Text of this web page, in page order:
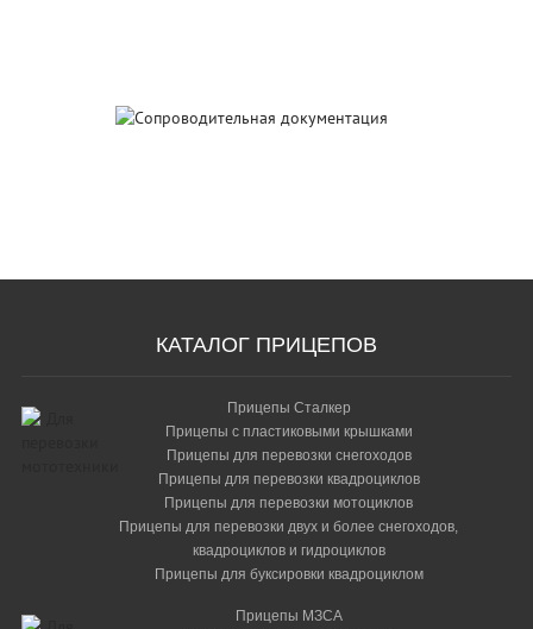
КАТАЛОГ ПРИЦЕПОВ
Прицепы Сталкер
Прицепы с пластиковыми крышками
Прицепы для перевозки снегоходов
Прицепы для перевозки квадроциклов
Прицепы для перевозки мотоциклов
Прицепы для перевозки двух и более снегоходов,
квадроциклов и гидроциклов
Прицепы для буксировки квадроциклом
Прицепы МЗСА